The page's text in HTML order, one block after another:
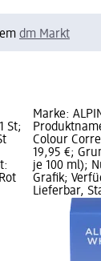
dm Markt
St;
Marke:
Colour
19,95 €;
je 100 ml);
Grafik;
Lieferbar,